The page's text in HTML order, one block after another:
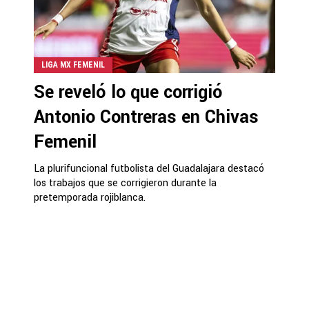
LIGA MX FEMENIL
Se reveló lo que corrigió
Antonio Contreras en Chivas
Femenil
La plurifuncional futbolista del Guadalajara destacó
los trabajos que se corrigieron durante la
pretemporada rojiblanca.